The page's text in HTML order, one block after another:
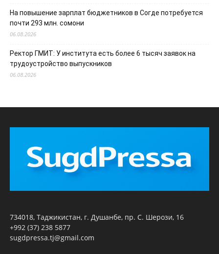
На повышение зарплат бюджетников в Согде потребуется
почти 293 млн. сомони
06.08.2026
Ректор ГМИТ: У института есть более 6 тысяч заявок на
трудоустройство выпускников
06.08.2026
734018, Таджикистан, г. Душанбе, пр. С. Шерози, 16
+992 (37) 238 5877
sugdpressa.tj@gmail.com